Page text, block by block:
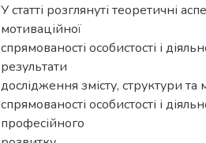
У статті розглянуті теоретичні
мотиваційної
спрямованості особистості і
результати
дослідження змісту, структури
спрямованості особистості і
професійного